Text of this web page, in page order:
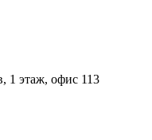
1 этаж, офис 113